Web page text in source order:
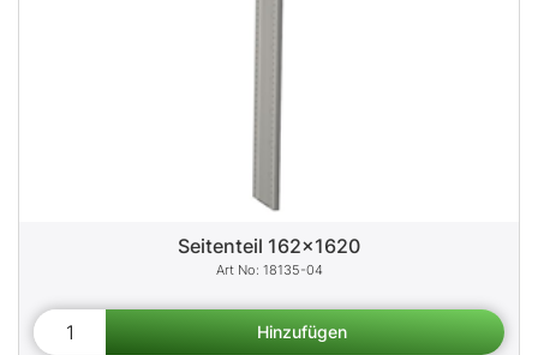
Seitenteil 162x1620
18135-04